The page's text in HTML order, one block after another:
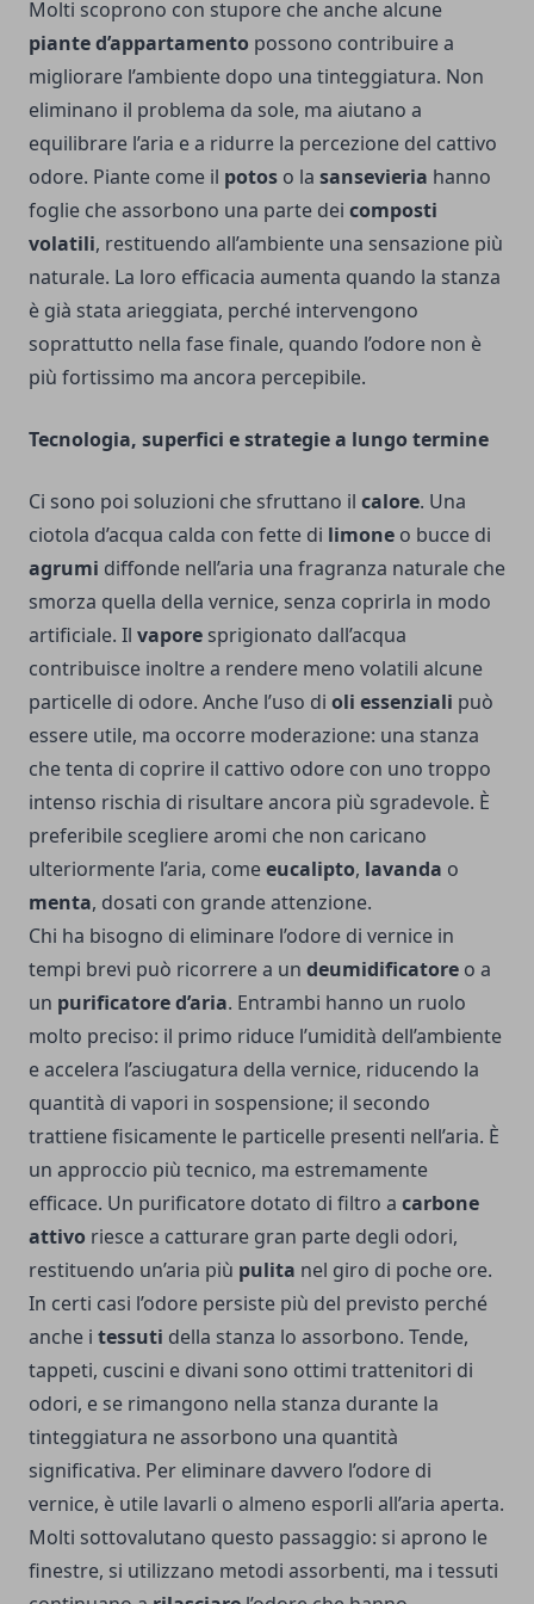
Molti scoprono con stupore che anche alcune
piante d’appartamento possono contribuire a
migliorare l’ambiente dopo una tinteggiatura. Non
eliminano il problema da sole, ma aiutano a
equilibrare l’aria e a ridurre la percezione del cattivo
odore. Piante come il potos o la sansevieria hanno
foglie che assorbono una parte dei composti
volatili, restituendo all’ambiente una sensazione più
naturale. La loro efficacia aumenta quando la stanza
è già stata arieggiata, perché intervengono
soprattutto nella fase finale, quando l’odore non è
più fortissimo ma ancora percepibile.
Tecnologia, superfici e strategie a lungo termine
Ci sono poi soluzioni che sfruttano il calore. Una
ciotola d’acqua calda con fette di limone o bucce di
agrumi diffonde nell’aria una fragranza naturale che
smorza quella della vernice, senza coprirla in modo
artificiale. Il vapore sprigionato dall’acqua
contribuisce inoltre a rendere meno volatili alcune
particelle di odore. Anche l’uso di oli essenziali può
essere utile, ma occorre moderazione: una stanza
che tenta di coprire il cattivo odore con uno troppo
intenso rischia di risultare ancora più sgradevole. È
preferibile scegliere aromi che non caricano
ulteriormente l’aria, comeeucalipto, lavanda o
menta, dosati con grande attenzione.
Chi ha bisogno di eliminare l’odore di vernice in
tempi brevi può ricorrere a un deumidificatore o a
un purificatore d’aria. Entrambi hanno un ruolo
molto preciso: il primo riduce l’umidità dell’ambiente
e accelera l’asciugatura della vernice, riducendo la
quantità di vapori in sospensione; il secondo
trattiene fisicamente le particelle presenti nell’aria. È
un approccio più tecnico, ma estremamente
efficace. Un purificatore dotato di filtro a carbone
attivo riesce a catturare gran parte degli odori,
restituendo un’aria più pulita nel giro di poche ore.
In certi casi l’odore persiste più del previsto perché
anche i tessuti della stanza lo assorbono. Tende,
tappeti, cuscini e divani sono ottimi trattenitori di
odori, e se rimangono nella stanza durante la
tinteggiatura ne assorbono una quantità
significativa. Per eliminare davvero l’odore di
vernice, è utile lavarli o almeno esporli all’aria aperta.
Molti sottovalutano questo passaggio: si aprono le
finestre, si utilizzano metodi assorbenti, ma i tessuti